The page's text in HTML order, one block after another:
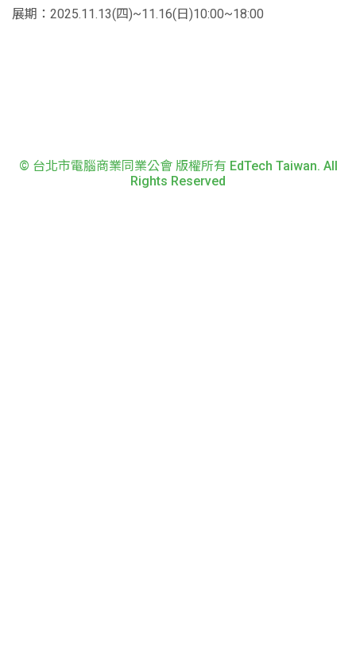
展期：2025.11.13(四)~11.16(日)10:00~18:00
© 台北市電腦商業同業公會 版權所有 EdTech Taiwan. All
Rights Reserved